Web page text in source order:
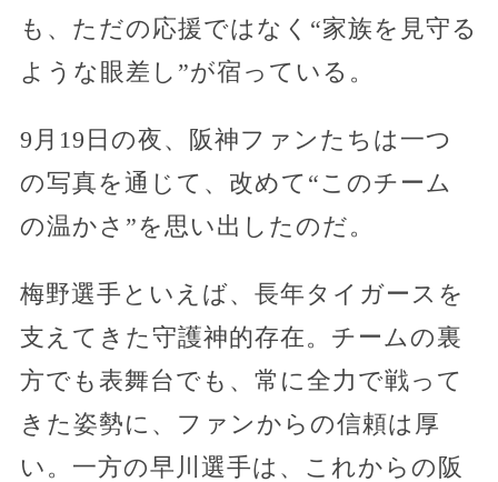
も、ただの応援ではなく“家族を見守る
ような眼差し”が宿っている。
9月19日の夜、阪神ファンたちは一つ
の写真を通じて、改めて“このチーム
の温かさ”を思い出したのだ。
梅野選手といえば、長年タイガースを
支えてきた守護神的存在。チームの裏
方でも表舞台でも、常に全力で戦って
きた姿勢に、ファンからの信頼は厚
い。一方の早川選手は、これからの阪